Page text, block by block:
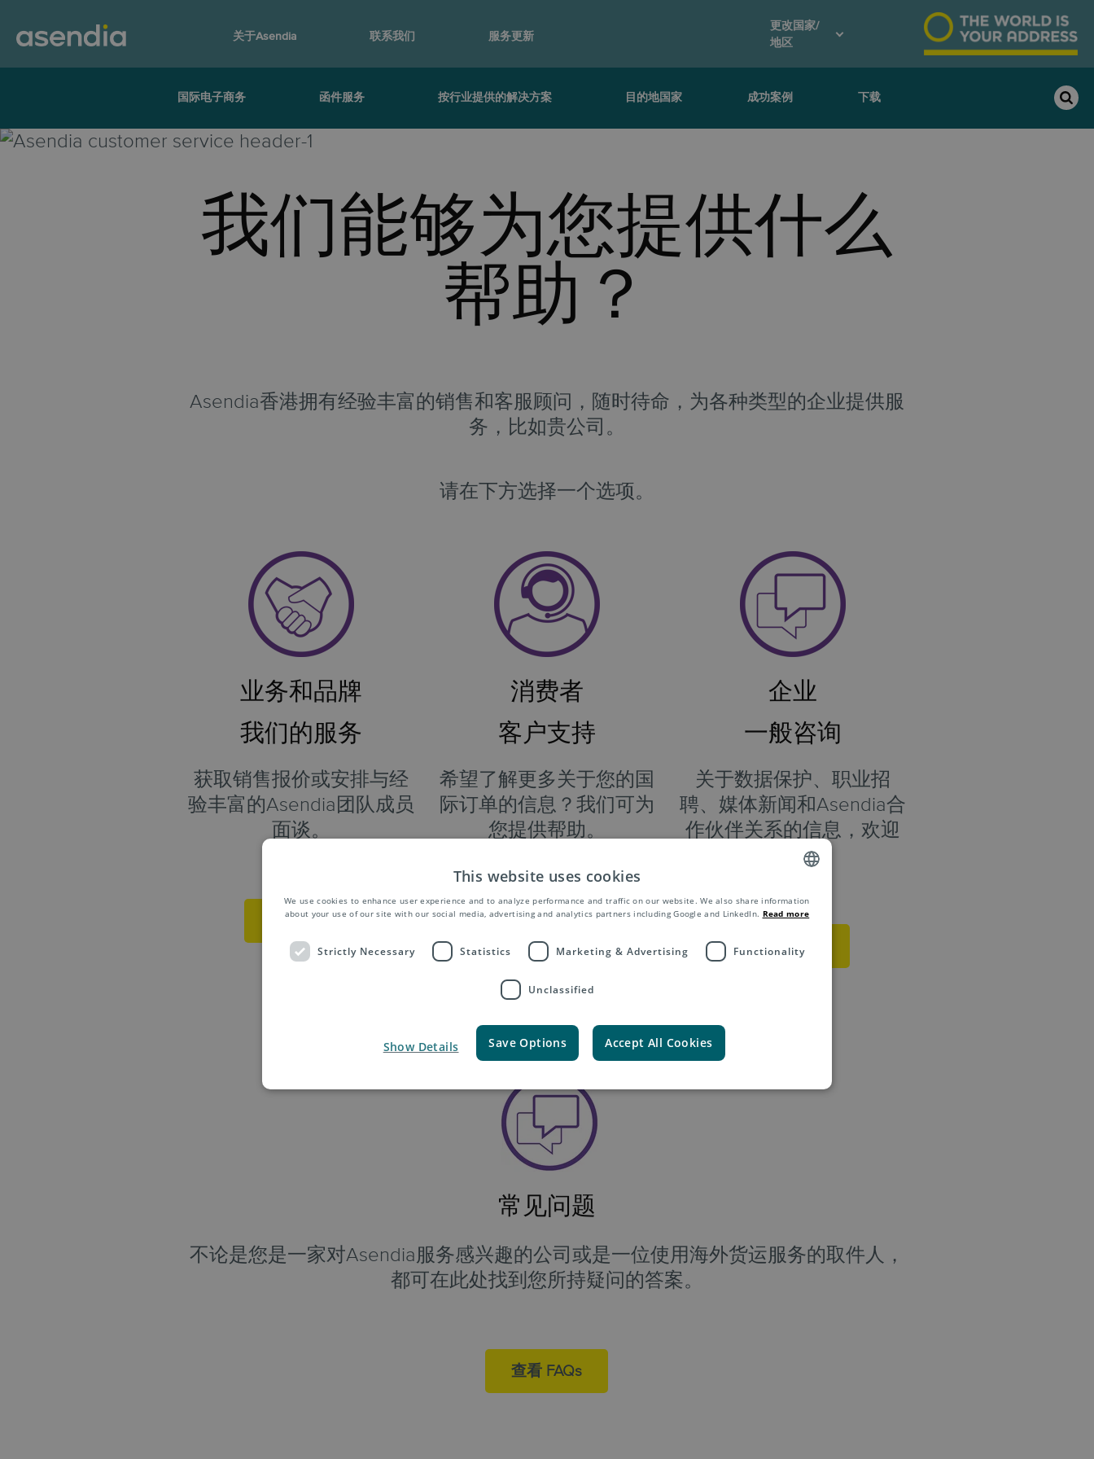
关于Asendia 联系我们 服务更新
更改国家/
地区
国际电子商务 函件服务 按行业提供的解决方案 目的地国家 成功案例 下载
我们能够为您提供什么
帮助？
Asendia香港拥有经验丰富的销售和客服顾问，随时待命，为各种类型的企业提供服
务，比如贵公司。
请在下方选择一个选项。
业务和品牌
我们的服务
获取销售报价或安排与经
验丰富的Asendia团队成员
面谈。
获取报价
消费者
客户支持
希望了解更多关于您的国
际订单的信息？我们可为
您提供帮助。
了解更多
企业
一般咨询
关于数据保护、职业招
聘、媒体新闻和Asendia合
作伙伴关系的信息，欢迎
联系我们。
联系我们
常见问题
不论是您是一家对Asendia服务感兴趣的公司或是一位使用海外货运服务的取件人，
都可在此处找到您所持疑问的答案。
查看 FAQs
ENGLISH
This website uses cookies
We use cookies to enhance user experience and to analyze performance and traffic on our website. We also share information
about your use of our site with our social media, advertising and analytics partners including Google and LinkedIn. Read more
Strictly Necessary Statistics Marketing & Advertising Functionality
Unclassified
Save Options Accept All Cookies
Show Details